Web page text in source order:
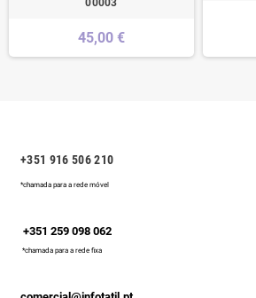
00003
45,00 €
+351 916 506 210
*chamada para a rede móvel
+351 259 098 062
*chamada para a rede fixa